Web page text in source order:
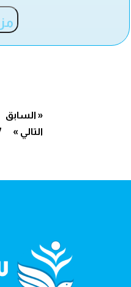
« السابق
التالي »